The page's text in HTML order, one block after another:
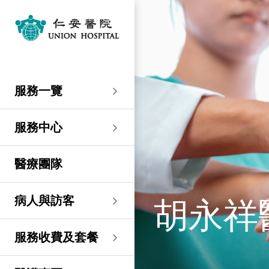
服務一覽
服務一覽
急症及門診
專科服務
專科服務
婦產科／生殖醫學
婦產科／生殖醫學
婦產科
生殖醫學科
外科
外科
乳房健康
泌尿外科
心胸肺外科
神經外科 (腦及脊椎)
整形外科
骨科
內科
內科
腸胃肝臟科
呼吸系統科
內分泌及糖尿科
風濕病科
腎科
腫瘤科
兒科
小兒外科及小兒泌尿科
過敏專科服務
其他醫療服務
其他醫療服務
健康檢查
疫苗注射
物理治療
營養諮詢
言語治療
服務中心
服務中心
大圍仁安醫院
仁安微創中心
兒科/嬰兒健康中心
乳房保健及治療中心
仁安保健中心
仁安內視鏡及日間手
術中心
尖沙咀 H Zentre
尖沙咀 H Zentre
仁安腫瘤中心
仁安醫療造影體檢中
心
尖沙咀美麗華廣場
尖沙咀美麗華廣場
仁安植髮中心
仁安醫院分科診所 (尖
沙咀)
仁安醫院分科診所 (尖
仁安醫院分科診所 (尖
沙咀) 內視鏡及日間治
療中心
分科診所
分科診所
沙咀)
仁安醫院分科診所 (將
軍澳)
仁安醫院分科診所
仁安醫院分科診所
(馬鞍山)
仁安醫院分科診所
(荃灣)
醫療團隊
病人與訪客
病人與訪客
入院準備
留院指南
部門服務時間
惡劣天氣安排
位置及交通 (泊車及院巴)
病人權益
病人權益
病人與家庭委員會
意見回饋
健康資訊
健康資訊
小冊子
服務收費及套餐
服務收費及套餐
醫療券計劃
醫護專區
預算費用
預算費用
度的先導計劃
住院及手術費用預計表
服務費用預算
休假通知只適用於V-
CODE醫生
護士訓練學校
護士網上培訓系統
(CNE)
關於仁安
仁安概覽
紀念日誌
醫學研究
認證及獎項
臨床績效指標
仁心仁術慈善計劃
資訊中心
資訊中心
新聞稿
專欄文章
小冊子
影片
感染控制
職位空缺
聯絡我們
聯絡我們
位置及交通 (泊車及院巴)
意見回饋
其他查詢
胡永祥